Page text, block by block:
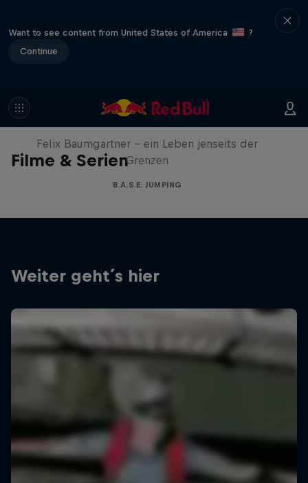
Want to see content from United States of America
?
Continue
Filme & Serien
Felix Baumgartner: Born to Fly
Felix Baumgartner - ein Leben jenseits der
Grenzen
B.A.S.E. JUMPING
Weiter geht´s hier